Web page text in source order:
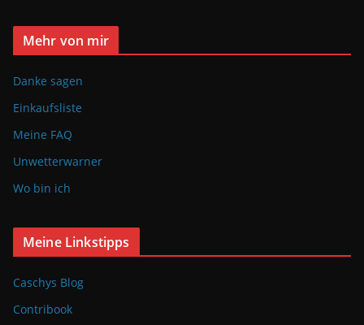
Mehr von mir
Danke sagen
Einkaufsliste
Meine FAQ
Unwetterwarner
Wo bin ich
Meine Linkstipps
Caschys Blog
Contribook